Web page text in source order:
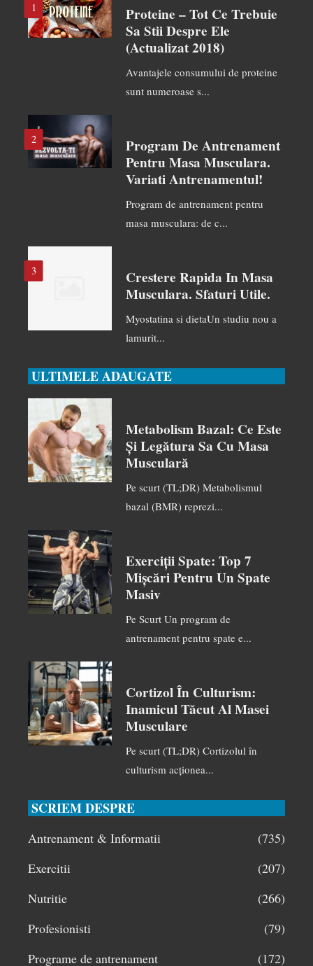
1
Proteine – Tot Ce Trebuie
Sa Stii Despre Ele
(actualizat 2018)
Avantajele consumului de proteine
sunt numeroase s...
2
Program De Antrenament
Pentru Masa Musculara.
Variati Antrenamentul!
Program de antrenament pentru
masa musculara: de c...
3
Crestere Rapida In Masa
Musculara. Sfaturi Utile.
Myostatina si dietaUn studiu nou a
lamurit...
ULTIMELE ADAUGATE
Metabolism Bazal: Ce Este
Și Legătura Sa Cu Masa
Musculară
Pe scurt (TL;DR) Metabolismul
bazal (BMR) reprezi...
Exerciții Spate: Top 7
Mișcări Pentru Un Spate
Masiv
Pe Scurt Un program de
antrenament pentru spate e...
Cortizol În Culturism:
Inamicul Tăcut Al Masei
Musculare
Pe scurt (TL;DR) Cortizolul în
culturism acționea...
SCRIEM DESPRE
Antrenament & Informatii
(735)
Exercitii
(207)
Nutritie
(266)
Profesionisti
(79)
Programe de antrenament
(172)